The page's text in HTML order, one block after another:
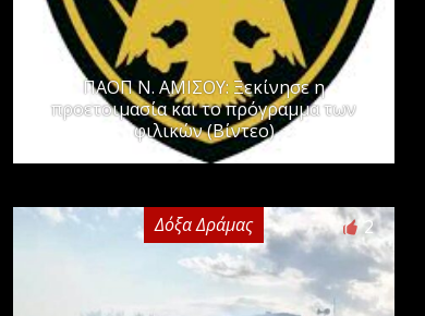
ΠΑΟΠ Ν. ΑΜΙΣΟΥ: Ξεκίνησε η
προετοιμασία και το πρόγραμμα των
φιλικών (Βίντεο)
Δόξα Δράμας 2